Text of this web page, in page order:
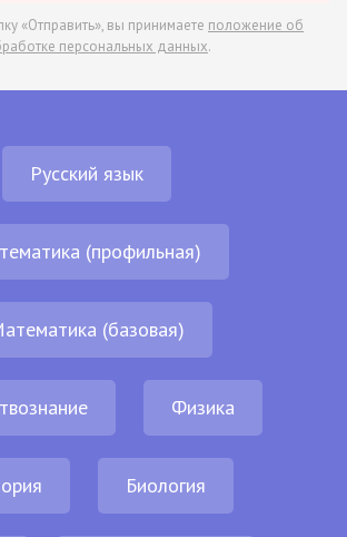
«Отправить», вы принимаете положение об
персональных данных.
Русский язык
(профильная)
(базовая)
Физика
Биология